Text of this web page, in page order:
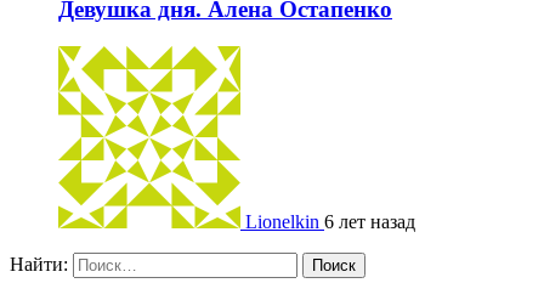
Девушка дня. Алена Остапенко
Lionelkin 6 лет назад
Найти: